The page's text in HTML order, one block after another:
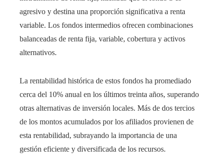
agresivo y destina una proporción significativa a renta
variable. Los fondos intermedios ofrecen combinaciones
balanceadas de renta fija, variable, cobertura y activos
alternativos.
La rentabilidad histórica de estos fondos ha promediado
cerca del 10% anual en los últimos treinta años, superando
otras alternativas de inversión locales. Más de dos tercios
de los montos acumulados por los afiliados provienen de
esta rentabilidad, subrayando la importancia de una
gestión eficiente y diversificada de los recursos.